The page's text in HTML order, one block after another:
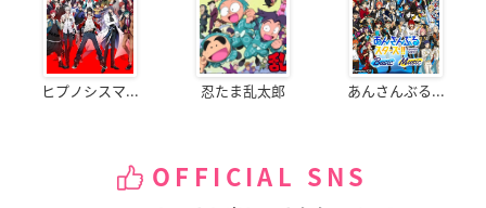
ヒプノシスマ... 忍たま乱太郎 あんさんぶる...
OFFICIAL SNS